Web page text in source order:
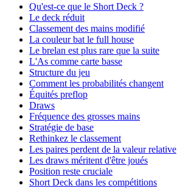
Qu'est-ce que le Short Deck ?
Le deck réduit
Classement des mains modifié
La couleur bat le full house
Le brelan est plus rare que la suite
L'As comme carte basse
Structure du jeu
Comment les probabilités changent
Équités preflop
Draws
Fréquence des grosses mains
Stratégie de base
Rethinkez le classement
Les paires perdent de la valeur relative
Les draws méritent d'être joués
Position reste cruciale
Short Deck dans les compétitions